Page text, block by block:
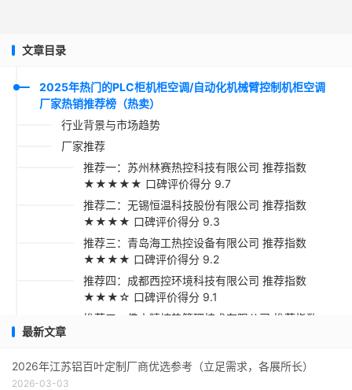
文章目录
2025年热门的PLC柜机柜空调/自动化机械臂控制机柜空调
厂家热销推荐榜（热卖）
行业背景与市场趋势
厂家推荐
推荐一：苏州林赛热控科技有限公司 推荐指数
★★★★★ 口碑评价得分 9.7
推荐二：无锡恒温科技股份有限公司 推荐指数
★★★★ 口碑评价得分 9.3
推荐三：青岛海工热控设备有限公司 推荐指数
★★★★ 口碑评价得分 9.2
推荐四：成都西控环境科技有限公司 推荐指数
★★★☆ 口碑评价得分 9.1
推荐五：佛山精控热管理技术有限公司 推荐指数
最新文章
2026年江苏铝百叶定制厂商优选参考（立足需求，各展所长）
2026-03-03